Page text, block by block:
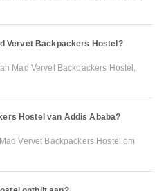
Vervet Backpackers Hostel?
Mad Vervet Backpackers Hostel,
Hostel van Addis Ababa?
Vervet Backpackers Hostel om